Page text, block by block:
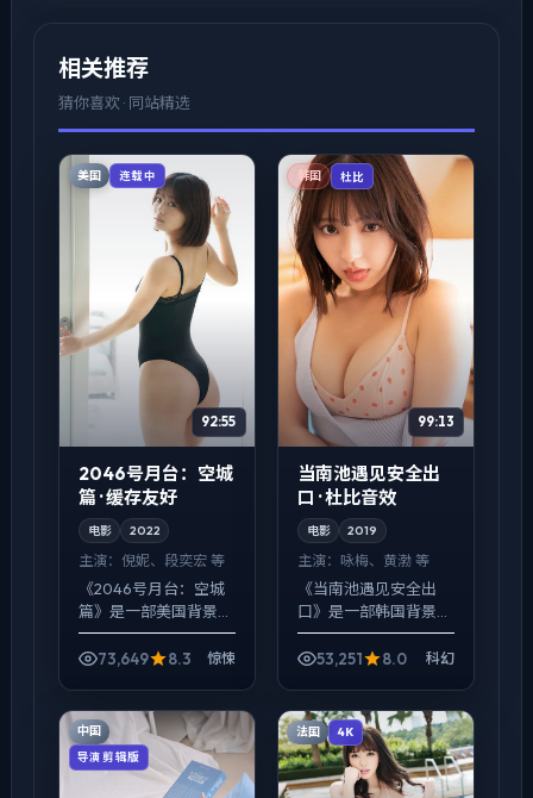
相关推荐
猜你喜欢 · 同站精选
美国 连载中
92:55
2046号月台：空城
篇 · 缓存友好
电影 2022
主演：倪妮、段奕宏 等
《2046号月台：空城
篇》是一部美国背景的
惊悚作品，2022年公
映，由朴赞郁执导，倪
过去与现在拧成一股...
73,649 8.3 惊悚
韩国 杜比
99:13
当南池遇见安全出
口 · 杜比音效
电影 2019
主演：咏梅、黄渤 等
《当南池遇见安全出
口》是一部韩国背景的
科幻作品，2019年公
映，由乌尔善执导，咏
入作者式旁白与留白，
爱情线...
53,251 8.0 科幻
中国
导演剪辑版
法国 4K